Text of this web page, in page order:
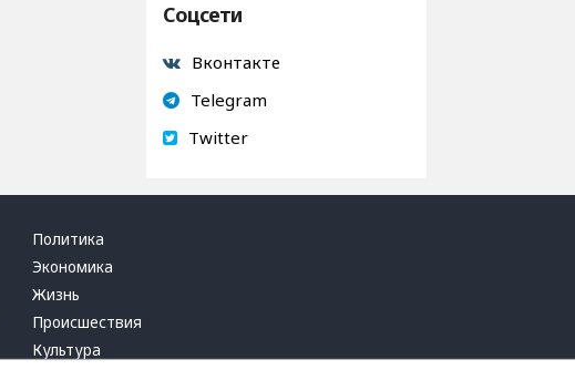
Соцсети
Вконтакте
Telegram
Twitter
Политика
Экономика
Жизнь
Происшествия
Культура